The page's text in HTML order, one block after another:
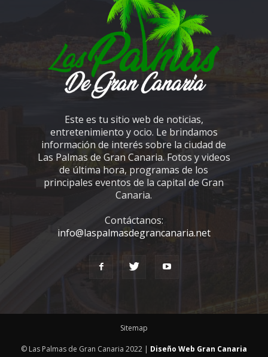
Este es tu sitio web de noticias,
entretenimiento y ocio. Le brindamos
información de interés sobre la ciudad de
Las Palmas de Gran Canaria. Fotos y videos
de última hora, programas de los
principales eventos de la capital de Gran
Canaria.
Contáctanos:
info@laspalmasdegrancanaria.net
Sitemap
© Las Palmas de Gran Canaria 2022 | Diseño Web Gran Canaria